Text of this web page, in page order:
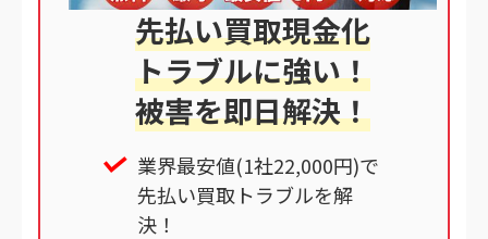
先払い買取現金化
トラブルに強い！
被害を即日解決！
業界最安値(1社22,000円)で
先払い買取トラブルを解
決！